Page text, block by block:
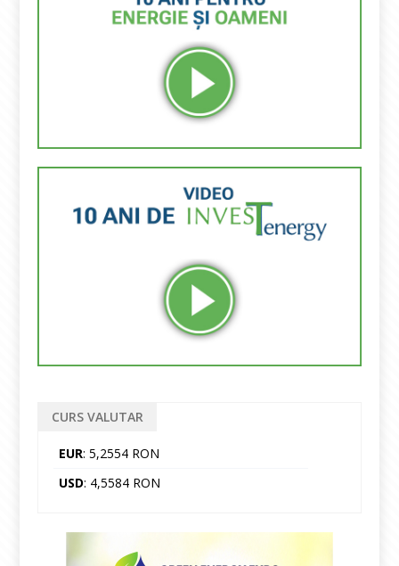
CURS VALUTAR
EUR: 5,2554 RON
USD: 4,5584 RON